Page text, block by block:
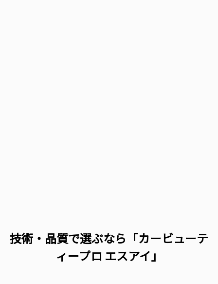
技術・品質で選ぶなら「カービューテ
ィープロ エスアイ」